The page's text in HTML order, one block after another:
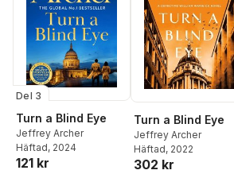
Del 3
Turn a Blind Eye
Jeffrey Archer
Häftad, 2024
121 kr
Turn a Blind Eye
Jeffrey Archer
Häftad, 2022
302 kr